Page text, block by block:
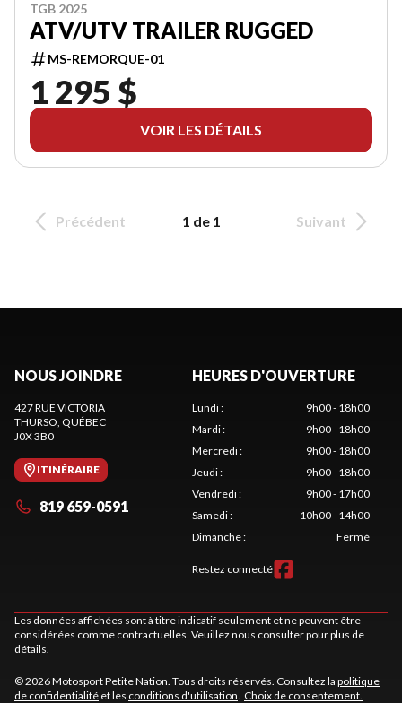
TGB 2025
ATV/UTV TRAILER RUGGED
MS-REMORQUE-01
1 295 $
VOIR LES DÉTAILS
Précédent 1 de 1 Suivant
NOUS JOINDRE
427 RUE VICTORIA
THURSO, QUÉBEC
J0X 3B0
ITINÉRAIRE
819 659-0591
HEURES D'OUVERTURE
Lundi:
9h00 - 18h00
Mardi:
9h00 - 18h00
Mercredi:
9h00 - 18h00
Jeudi:
9h00 - 18h00
Vendredi:
9h00 - 17h00
Samedi:
10h00 - 14h00
Dimanche: Fermé
Restez connecté
Les données affichées sont à titre indicatif seulement et ne peuvent être
considérées comme contractuelles. Veuillez nous consulter pour plus de
détails.
© 2026 Motosport Petite Nation. Tous droits réservés. Consultez la politique
de confidentialité et les conditions d'utilisation. Choix de consentement.